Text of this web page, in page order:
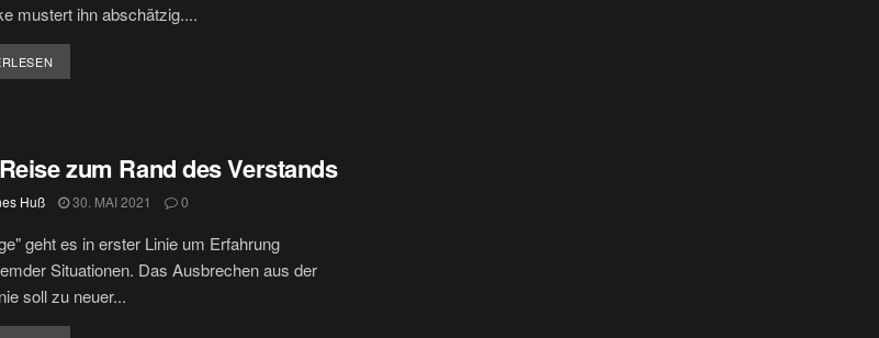
mustert ihn abschätzig....
zum Rand des Verstands
Huß 30. MAI 2021 0
geht es in erster Linie um Erfahrung
Situationen. Das Ausbrechen aus der
soll zu neuer...